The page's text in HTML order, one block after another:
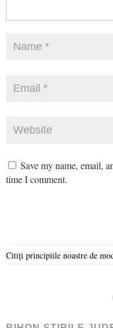
Save my name, email,
time I comment.
Citiți principiile noastre de